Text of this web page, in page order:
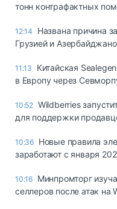
тонн контрафактных
12:14
Названа причина
Грузией и
11:13
Китайская
в Европу через
10:52 Wildberries
для поддержки
10:36 Новые правила
заработают с января
10:16 Минпромторг
селлеров после атак на